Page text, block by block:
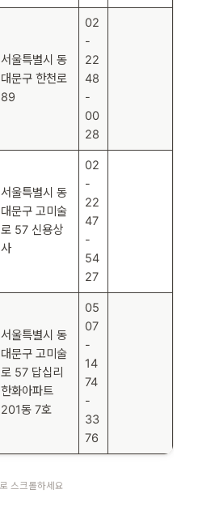
서울특별시 동
대문구 한천로
89
02
-
22
48
-
00
28
서울특별시 동
대문구 고미술
로 57 신용상
사
02
-
22
47
-
54
27
서울특별시 동
대문구 고미술
로 57 답십리
한화아파트
201동 7호
05
07
-
14
74
-
33
76